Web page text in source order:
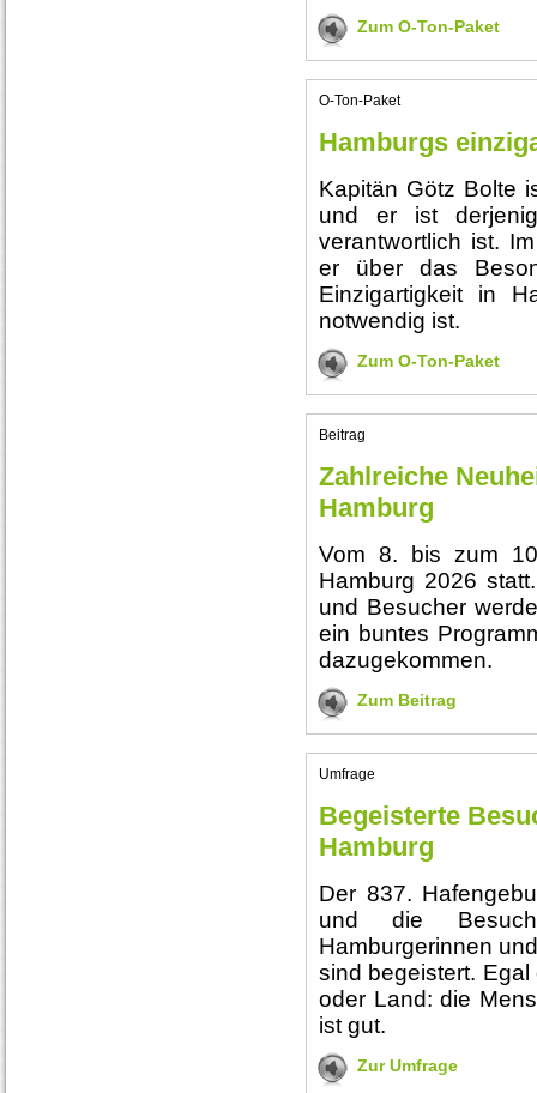
Zum O-Ton-Paket
O-Ton-Paket
Hamburgs
Kapitän Götz Bolte
und er ist
verantwortlich ist.
er über das
Einzigartigkeit in
notwendig ist.
Zum O-Ton-Paket
Beitrag
Zahlreiche
Hamburg
Vom 8. bis zum
Hamburg 2026
und Besucher
ein buntes
dazugekommen.
Zum Beitrag
Umfrage
Begeisterte
Hamburg
Der 837.
und die
Hamburgerinnen
sind begeistert.
oder Land: die
ist gut.
Zur Umfrage